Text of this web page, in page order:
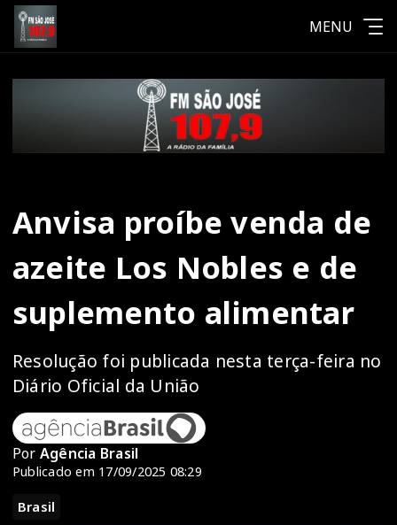
MENU
Anvisa proíbe venda de
azeite Los Nobles e de
suplemento alimentar
Resolução foi publicada nesta terça-feira no
Diário Oficial da União
Por Agência Brasil
Publicado em 17/09/2025 08:29
Brasil